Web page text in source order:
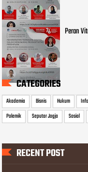
Peran
CATEGORIES
Akademia Bisnis Hukum
Polemik
Seputar Jogja Sosial
RECENT POST